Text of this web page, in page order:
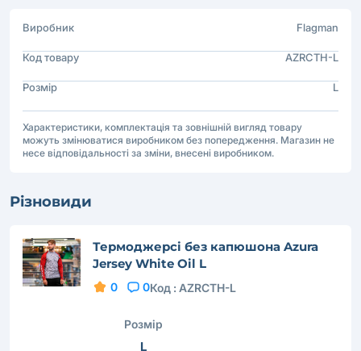
Виробник Flagman
Код товару AZRCTH-L
Розмір L
Характеристики, комплектація та зовнішній вигляд товару
можуть змінюватися виробником без попередження. Магазин не
несе відповідальності за зміни, внесені виробником.
Різновиди
Термоджерсі без капюшона Azura
Jersey White Oil L
0 0Код : AZRCTH-L
Розмір
L